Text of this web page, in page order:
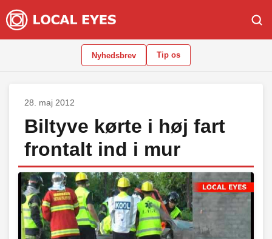
Nyhedsbrev Tip os
28. maj 2012
Biltyve kørte i høj fart
frontalt ind i mur